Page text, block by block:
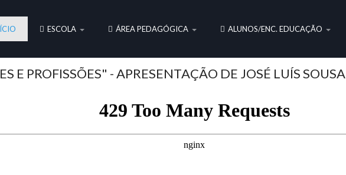
ESCOLA ÁREA PEDAGÓGICA ALUNOS/ENC. EDUCAÇÃO
E PROFISSÕES" - APRESENTAÇÃO DE JOSÉ LUÍS SOUSA